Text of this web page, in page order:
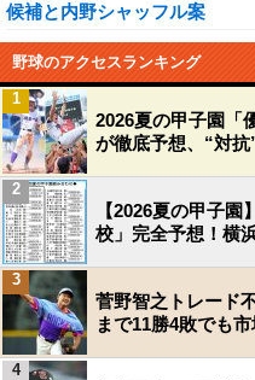
候補と内野シャッフル案
野球のアクセスランキング
2026夏の甲子園「
が徹底予想、“対
1
【2026夏の甲子
校」完全予想！横
2
菅野智之トレード
まで11勝4敗でも
3
4